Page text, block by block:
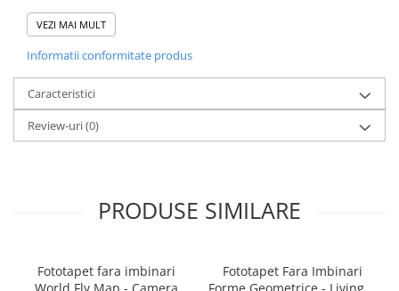
silicon sau spaclu de plastic. Poate fi dezlipit și repozitionat cu
ușurință fără a risca ruperea.
adeziv pastă la găleată, pentru tapet greu. Grosimea tapetului
este de 280gr/mp.
Fototapetul va fi expediat intr-un tub de carton care ii va asigura
protectia la livrare.
VEZI MAI MULT
Informatii conformitate produs
Caracteristici
Review-uri(0)
PRODUSE SIMILARE
Fototapet fara imbinari
Fototapet Fara Imbinari